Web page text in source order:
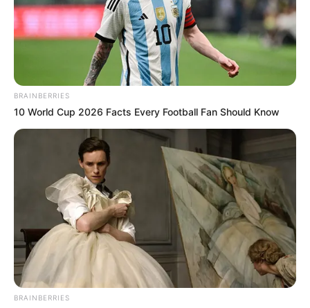
BRAINBERRIES
10 World Cup 2026 Facts Every Football Fan Should Know
BRAINBERRIES